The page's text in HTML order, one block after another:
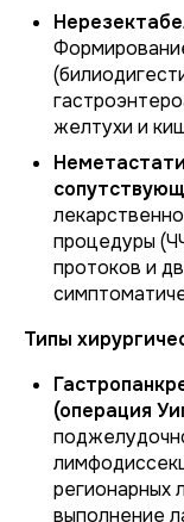
желтухи и
процедуры
протоков и
Типы
(операция
регионарных
выполнение